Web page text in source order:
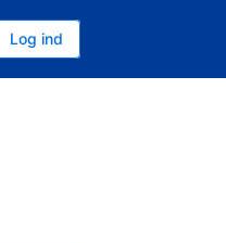
Log ind